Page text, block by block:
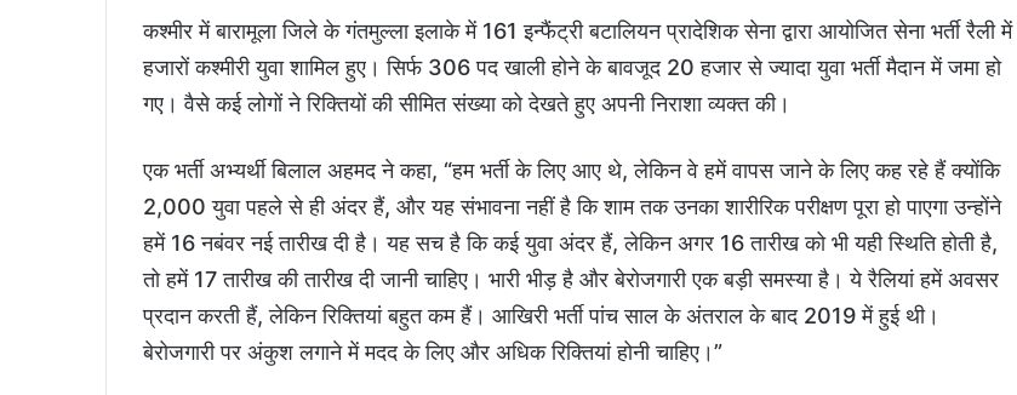
कश्मीर में बारामूला जिले के गंतमुल्ला इलाके में 161 इन्फैंट्री बटालियन प्रादेशिक सेना द्वारा आयोजित सेना भर्ती रैली में
हजारों कश्मीरी युवा शामिल हुए। सिर्फ 306 पद खाली होने के बावजूद 20 हजार से ज्यादा युवा भर्ती मैदान में जमा हो
गए। वैसे कई लोगों ने रिक्तियों की सीमित संख्या को देखते हुए अपनी निराशा व्यक्त की।
एक भर्ती अभ्यर्थी बिलाल अहमद ने कहा, “हम भर्ती के लिए आए थे, लेकिन वे हमें वापस जाने के लिए कह रहे हैं क्योंकि
2,000 युवा पहले से ही अंदर हैं, और यह संभावना नहीं है कि शाम तक उनका शारीरिक परीक्षण पूरा हो पाएगा उन्होंने
हमें 16 नबंवर नई तारीख दी है। यह सच है कि कई युवा अंदर हैं, लेकिन अगर 16 तारीख को भी यही स्थिति होती है,
तो हमें 17 तारीख की तारीख दी जानी चाहिए। भारी भीड़ है और बेरोजगारी एक बड़ी समस्या है। ये रैलियां हमें अवसर
प्रदान करती हैं, लेकिन रिक्तियां बहुत कम हैं। आखिरी भर्ती पांच साल के अंतराल के बाद 2019 में हुई थी।
बेरोजगारी पर अंकुश लगाने में मदद के लिए और अधिक रिक्तियां होनी चाहिए।”